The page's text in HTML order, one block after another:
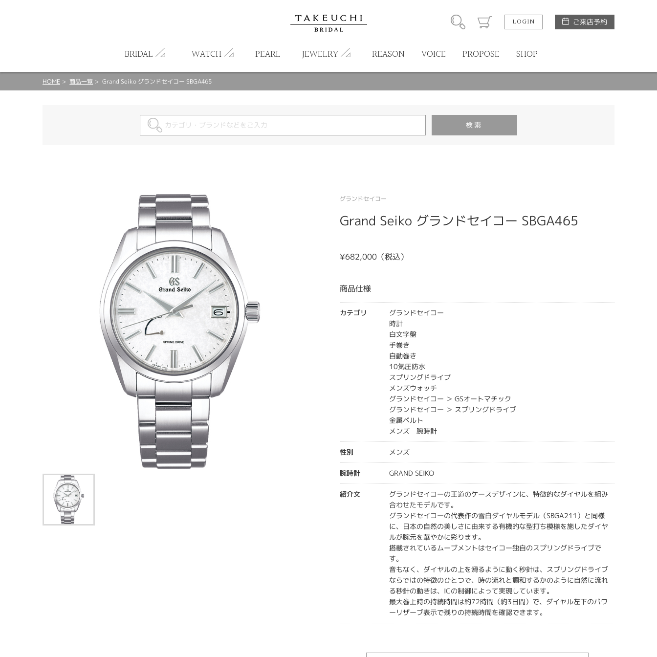
LOGIN ご来店予約
BRIDAL WATCH PEARL JEWELRY REASON VOICE PROPOSE SHOP
HOME 商品一覧 Grand Seiko グランドセイコー SBGA465
グランドセイコー
Grand Seiko グランドセイコー SBGA465
¥682,000（税込）
商品仕様
カテゴリ
グランドセイコー
時計
白文字盤
手巻き
自動巻き
10気圧防水
スプリングドライブ
メンズウォッチ
グランドセイコー ＞ GSオートマチック
グランドセイコー ＞ スプリングドライブ
金属ベルト
メンズ 腕時計
性別 メンズ
腕時計 GRAND SEIKO
紹介文
グランドセイコーの王道のケースデザインに、特徴的なダイヤルを組み
合わせたモデルです。
グランドセイコーの代表作の雪白ダイヤルモデル（SBGA211）と同様
に、日本の自然の美しさに由来する有機的な型打ち模様を施したダイヤ
ルが腕元を華やかに彩ります。
搭載されているムーブメントはセイコー独自のスプリングドライブで
す。
音もなく、ダイヤルの上を滑るように動く秒針は、スプリングドライブ
ならではの特徴のひとつで、時の流れと調和するかのように自然に流れ
る秒針の動きは、ICの制御によって実現しています。
最大巻上時の持続時間は約72時間（約3日間）で、ダイヤル左下のパワ
ーリザーブ表示で残りの持続時間を確認できます。